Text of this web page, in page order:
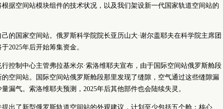
据空间站模块组件的技术状况，以及我们架设新一代国家轨道空间站的
的国家空间站。俄罗斯科学院院长亚历山大·谢尔盖耶夫在科学院主席团
2025年后开始筹集资金。
控制中心主管弗拉基米尔·索洛维耶夫宣布，由于国际空间站俄罗斯舱段
空间站。国际空间站俄罗斯舱段那里发现了缝隙，空气通过这些缝隙漏
漏气。索洛维耶夫预测，2025年后其他部件也会陆续失灵。
提出了新型俄罗斯轨道空间站的外观建议，计划至少包括五个舱：核心